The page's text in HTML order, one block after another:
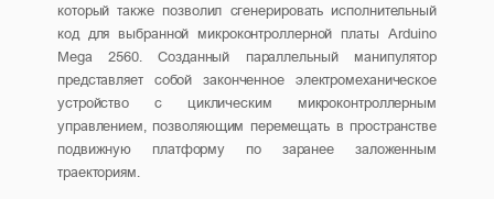
который также позволил сгенерировать исполнительный
код для выбранной микроконтроллерной платы Arduino
Mega 2560. Созданный параллельный манипулятор
представляет собой законченное электромеханическое
устройство с циклическим микроконтроллерным
управлением, позволяющим перемещать в пространстве
подвижную платформу по заранее заложенным
траекториям.